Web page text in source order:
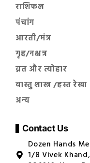
राशिफल
पंचांग
आरती/मंत्र
गृह/नक्षत्र
व्रत और त्योहार
वास्तु शास्त्र /हस्त रेखा
अन्य
Contact Us
Dozen Hands
1/8 Vivek